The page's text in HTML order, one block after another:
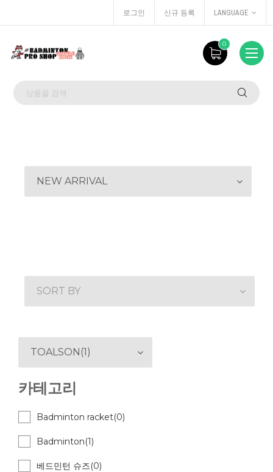
로그인 신규 등록 LANGUAGE
0
NEW ARRIVAL
SORT BY
TOALSON(1)
카테고리
Badminton racket(0)
Badminton(1)
베드민턴 슈즈(0)